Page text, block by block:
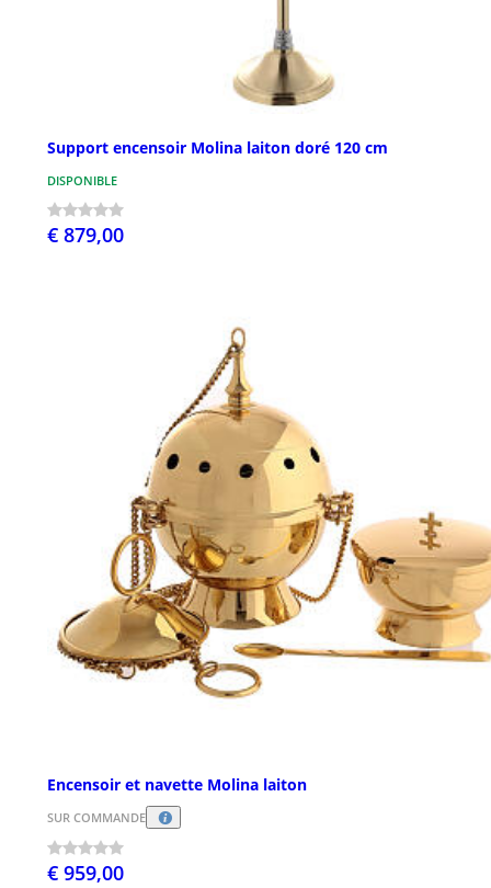
Support encensoir Molina laiton doré 120 cm
DISPONIBLE
€ 879,00
Encensoir et navette Molina laiton
SUR COMMANDE
€ 959,00